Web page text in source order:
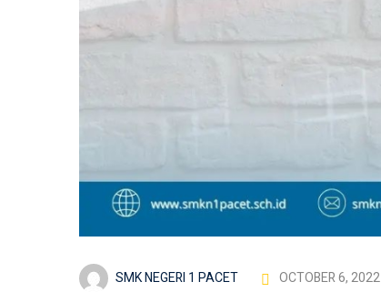
SMK NEGERI 1 PACET OCTOBER 6, 2022